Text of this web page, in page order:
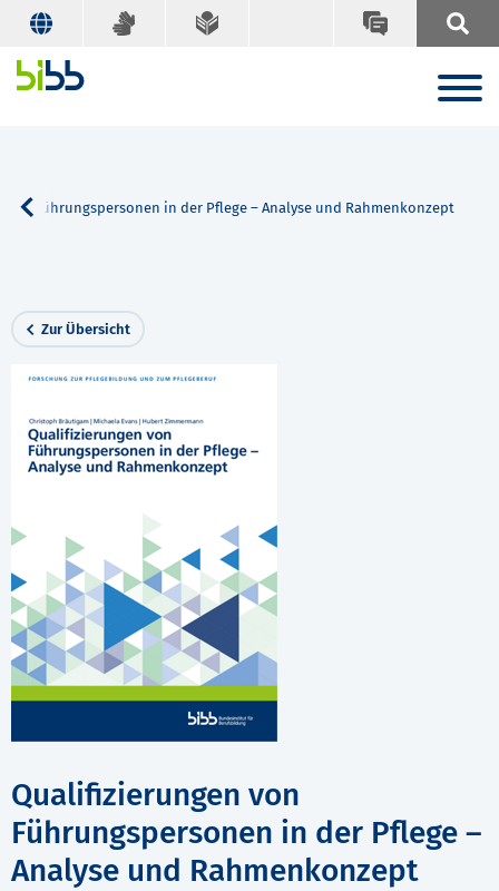
Führungspersonen in der Pflege – Analyse und Rahmenkonzept
Zur Übersicht
Qualifizierungen von
Führungspersonen in der Pflege –
Analyse und Rahmenkonzept